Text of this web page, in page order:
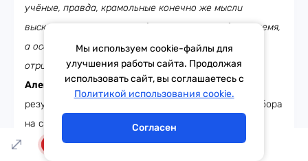
учёные, правда, крамольные конечно же мысли
высказывают. Они утверждают, что в последнее время,
а особенно в 20 веке, начал происходить мощный
отрицательный отбор.
Александр Генерозов:Ну может быть не без
результатов воздействия этого отрицательного отбора
на себе, я спрошу – а ты допускаешь, что у других
каких-то живых существ есть сознание? Просто мы о
Тема дня Гороскоп
Мы используем cookie-файлы для
улучшения работы сайта. Продолжая
использовать сайт, вы соглашаетесь с
Политикой использования cookie.
Согласен